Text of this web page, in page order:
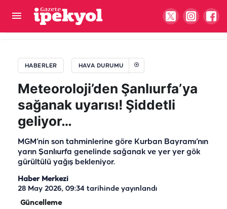
HABERLER HAVA DURUMU
Meteoroloji’den Şanlıurfa’ya
sağanak uyarısı! Şiddetli
geliyor…
MGM’nin son tahminlerine göre Kurban Bayramı’nın
yarın Şanlıurfa genelinde sağanak ve yer yer gök
gürültülü yağış bekleniyor.
Haber Merkezi
28 May 2026, 09:34 tarihinde yayınlandı
Güncelleme
Şanlıurfa’nın kavrulacak ilçesi belli oldu!